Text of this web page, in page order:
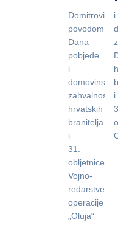
Domitrovića
povodom
Dana
pobjede
i
domovinske
hrvatskih
branitelja
i
31.
obljetnice
Vojno-
redarstvene
operacije
„Oluja“
i
i